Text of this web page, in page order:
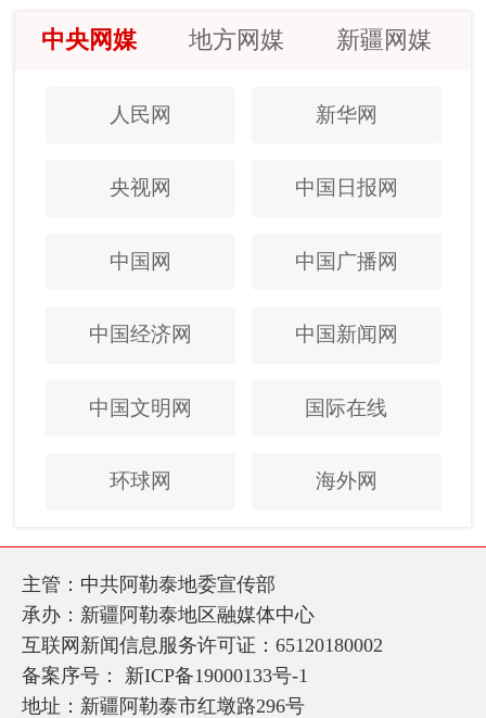
中央网媒 地方网媒 新疆网媒
人民网 新华网
央视网 中国日报网
中国网 中国广播网
中国经济网 中国新闻网
中国文明网 国际在线
环球网 海外网
主管：中共阿勒泰地委宣传部
承办：新疆阿勒泰地区融媒体中心
互联网新闻信息服务许可证：65120180002
备案序号： 新ICP备19000133号-1
地址：新疆阿勒泰市红墩路296号